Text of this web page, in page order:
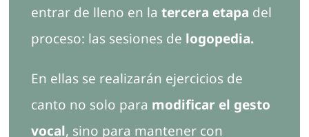
entrar de lleno en la tercera etapa del
proceso: las sesiones de logopedia.
En ellas se realizarán ejercicios de
canto no solo para modificar el gesto
vocal, sino para mantener con